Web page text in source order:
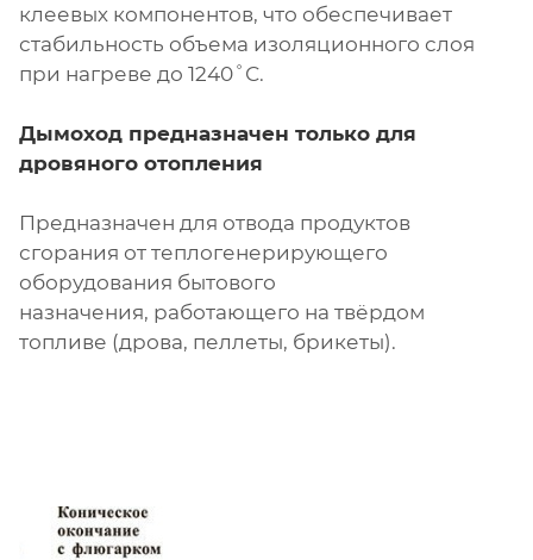
клеевых компонентов, что обеспечивает
стабильность объема изоляционного слоя
при нагреве до 1240˚С.
Дымоход предназначен только для
дровяного отопления
Предназначен для отвода продуктов
сгорания от теплогенерирующего
оборудования бытового
назначения, работающего на твёрдом
топливе (дрова, пеллеты, брикеты).